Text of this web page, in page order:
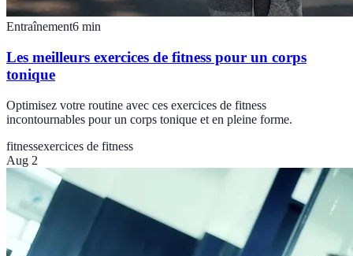
Entraînement6 min
Les meilleurs exercices de fitness pour un corps
tonique
Optimisez votre routine avec ces exercices de fitness
incontournables pour un corps tonique et en pleine forme.
fitnessexercices de fitness
Aug 2